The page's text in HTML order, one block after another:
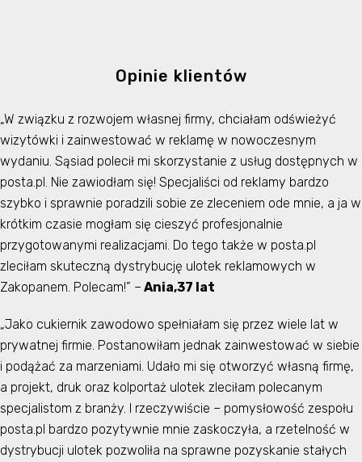
Opinie klientów
„W związku z rozwojem własnej firmy, chciałam odświeżyć
wizytówki i zainwestować w reklamę w nowoczesnym
wydaniu. Sąsiad polecił mi skorzystanie z usług dostępnych w
posta.pl. Nie zawiodłam się! Specjaliści od reklamy bardzo
szybko i sprawnie poradzili sobie ze zleceniem ode mnie, a ja w
krótkim czasie mogłam się cieszyć profesjonalnie
przygotowanymi realizacjami. Do tego także w posta.pl
zleciłam skuteczną dystrybucję ulotek reklamowych w
Zakopanem. Polecam!” – Ania,37 lat
„Jako cukiernik zawodowo spełniałam się przez wiele lat w
prywatnej firmie. Postanowiłam jednak zainwestować w siebie
i podążać za marzeniami. Udało mi się otworzyć własną firmę,
a projekt, druk oraz kolportaż ulotek zleciłam polecanym
specjalistom z branży. I rzeczywiście – pomysłowość zespołu
posta.pl bardzo pozytywnie mnie zaskoczyła, a rzetelność w
dystrybucji ulotek pozwoliła na sprawne pozyskanie stałych